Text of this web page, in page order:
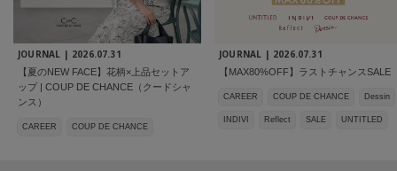
JOURNAL | 2026.07.31
【夏のNEW FACE】花柄×上品セットア
ップ | COUP DE CHANCE（クードシャ
ンス）
CAREER COUP DE CHANCE
JOURNAL | 2026.07.31
【MAX80%OFF】ラストチャンスSALE
CAREER COUP DE CHANCE Dessin
INDIVI Reflect SALE UNTITLED